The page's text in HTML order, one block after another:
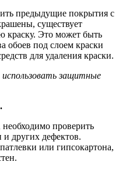
предыдущие покрытия с
существует
краску. Это может быть
обоев под слоем краски
для удаления краски.
защитные
проверить
других дефектов.
или гипсокартона,